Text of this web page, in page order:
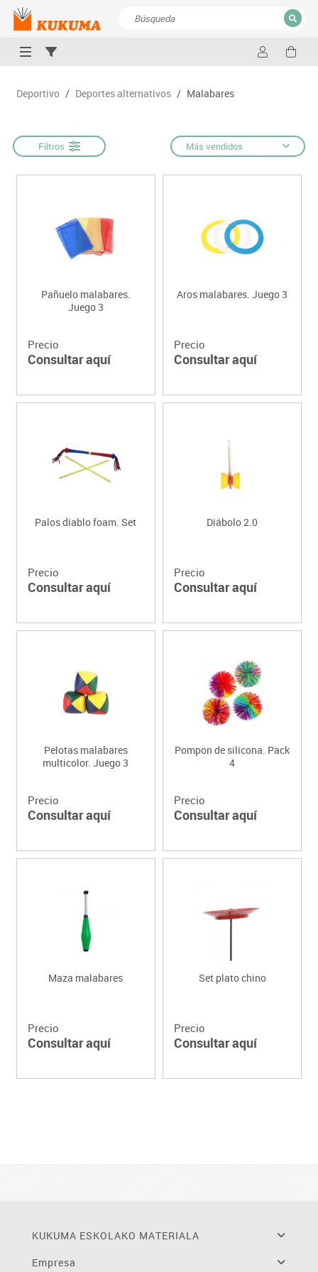
CERRAR
Deportivo / Deportes alternativos / Malabares
Filtros Más vendidos
Pañuelo malabares.
Juego 3
Precio
Consultar aquí
Aros malabares. Juego 3
Precio
Consultar aquí
Palos diablo foam. Set
Precio
Consultar aquí
Diábolo 2.0
Precio
Consultar aquí
Pelotas malabares
multicolor. Juego 3
Precio
Consultar aquí
Pompon de silicona. Pack
4
Precio
Consultar aquí
Maza malabares
Precio
Consultar aquí
Set plato chino
Precio
Consultar aquí
KUKUMA ESKOLAKO MATERIALA
Empresa